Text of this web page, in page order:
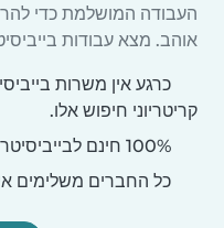
העבודה המושלמת כדי
אוהב. מצא עבודות
כרגע אין משרות
קריטריוני חיפוש אלו.
כל החברים משלימים